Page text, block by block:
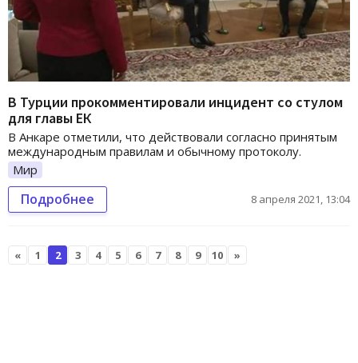
В Турции прокомментировали инцидент со стулом
для главы ЕК
В Анкаре отметили, что действовали согласно принятым
международным правилам и обычному протоколу.
Мир
Подробнее 8 апреля 2021, 13:04
« 1 2 3 4 5 6 7 8 9 10 »